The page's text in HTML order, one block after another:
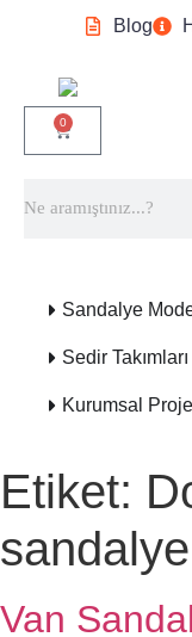
Blog
0
Sandalye
Sedir Takımları
Kurumsal
Etiket:
sandalye
Van